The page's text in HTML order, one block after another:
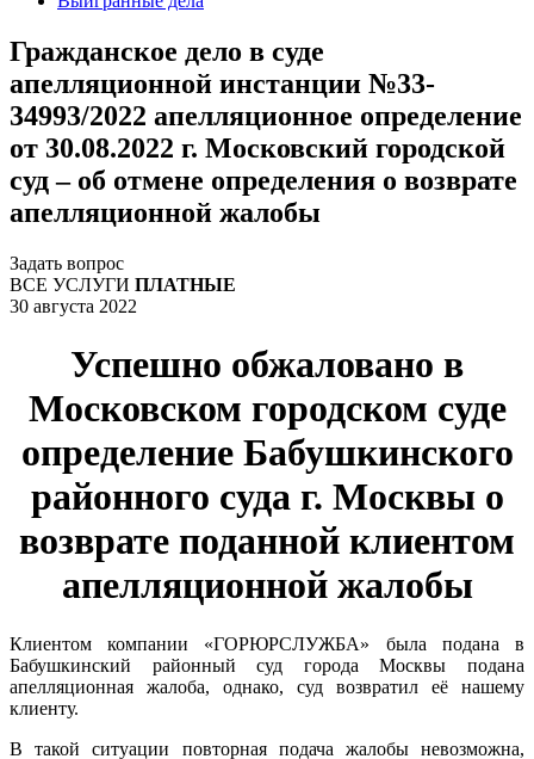
Гражданское дело в суде
апелляционной инстанции №33-
34993/2022 апелляционное определение
от 30.08.2022 г. Московский городской
суд – об отмене определения о возврате
апелляционной жалобы
Задать вопрос
ВСЕ УСЛУГИ ПЛАТНЫЕ
30 августа 2022
Успешно обжаловано в
Московском городском суде
определение Бабушкинского
районного суда г. Москвы о
возврате поданной клиентом
апелляционной жалобы
Клиентом компании «ГОРЮРСЛУЖБА» была подана в
Бабушкинский районный суд города Москвы подана
апелляционная жалоба, однако, суд возвратил её нашему
клиенту.
В такой ситуации повторная подача жалобы невозможна,